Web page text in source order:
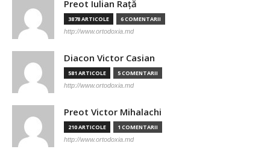
Preot Iulian Raţă
3878 ARTICOLE 6 COMENTARII
http://www.ortodoxia.md
Diacon Victor Casian
581 ARTICOLE 5 COMENTARII
http://www.ortodoxia.md
Preot Victor Mihalachi
210 ARTICOLE 1 COMENTARII
http://www.ortodoxia.md